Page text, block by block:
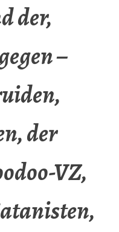
der,
–
der
VZ,